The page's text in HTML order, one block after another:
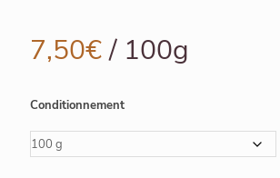
7,50€/ 100g
Conditionnement